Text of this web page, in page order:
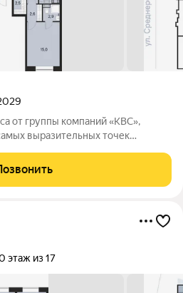
выразительных точек
объект символизирует порядок,
В
этаж из 17